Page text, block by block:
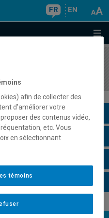
FR EN
afin de collecter des
d’améliorer votre
des contenus vidéo,
etc. Vous
en sélectionnant
témoins